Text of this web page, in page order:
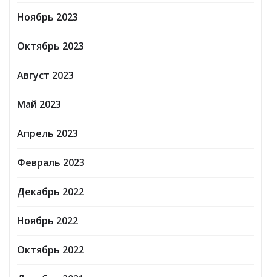
Ноябрь 2023
Октябрь 2023
Август 2023
Май 2023
Апрель 2023
Февраль 2023
Декабрь 2022
Ноябрь 2022
Октябрь 2022